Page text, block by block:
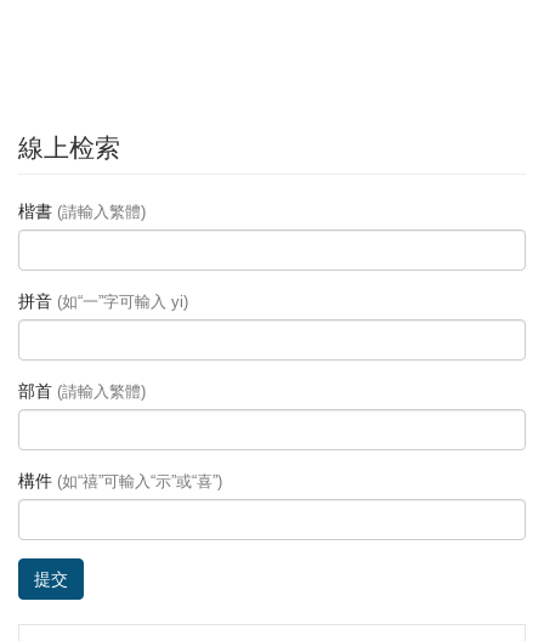
線上检索
楷書 (請輸入繁體)
拼音 (如“一”字可輸入 yi)
部首 (請輸入繁體)
構件 (如“禧”可輸入“示”或“喜”)
提交